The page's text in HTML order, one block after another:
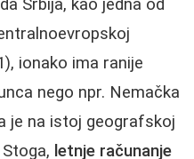
Srbija, kao jedna od
ionako ima ranije
nego npr. Nemačka
je na istoj geografskoj
letnje računanje